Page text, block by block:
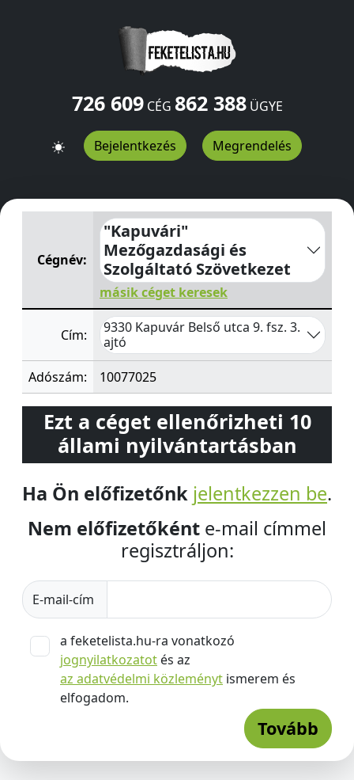
726 609CÉG 862 388ÜGYE
Bejelentkezés Megrendelés
"Kapuvári" Mezőgazdasági és Szolgáltató Szövetkezet
Cégnév:
"Kapuvári"
Mezőgazdasági és
Szolgáltató Szövetkezet
másik céget keresek
Cím:
9330 Kapuvár Belső utca 9. fsz. 3.
ajtó
Adószám:
10077025
Ezt a céget ellenőrizheti 10
állami nyilvántartásban
Ha Ön előfizetőnk jelentkezzen be.
Nem előfizetőként e-mail címmel
regisztráljon:
E-mail-cím
a feketelista.hu-ra vonatkozó
jognyilatkozatot és az
az adatvédelmi közleményt ismerem és
elfogadom.
Tovább